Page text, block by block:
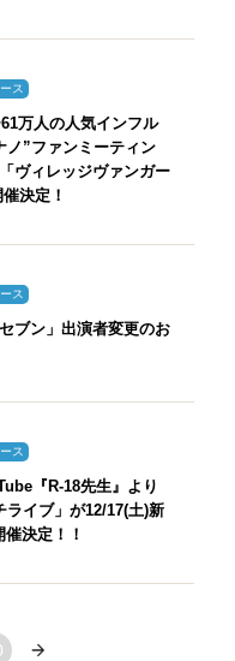
ス
万人の人気インフル
ノ”ファンミーティン
ヴィレッジヴァンガー
決定！
ス
ブン」出演者変更のお
ス
『R-18先生』より
ライブ」が12/17(土)新
決定！！
次へ »